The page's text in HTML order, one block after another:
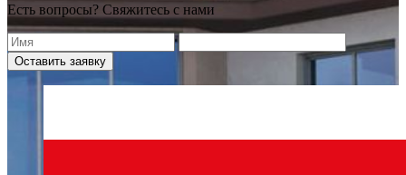
Есть вопросы? Свяжитесь с нами